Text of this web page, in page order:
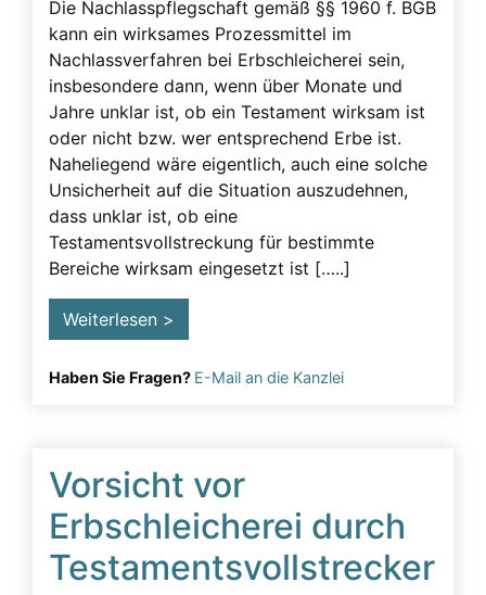
Die Nachlasspflegschaft gemäß §§ 1960 f. BGB
kann ein wirksames Prozessmittel im
Nachlassverfahren bei Erbschleicherei sein,
insbesondere dann, wenn über Monate und
Jahre unklar ist, ob ein Testament wirksam ist
oder nicht bzw. wer entsprechend Erbe ist.
Naheliegend wäre eigentlich, auch eine solche
Unsicherheit auf die Situation auszudehnen,
dass unklar ist, ob eine
Testamentsvollstreckung für bestimmte
Bereiche wirksam eingesetzt ist […..]
Weiterlesen >
Haben Sie Fragen? E-Mail an die Kanzlei
Vorsicht vor
Erbschleicherei durch
Testamentsvollstrecker